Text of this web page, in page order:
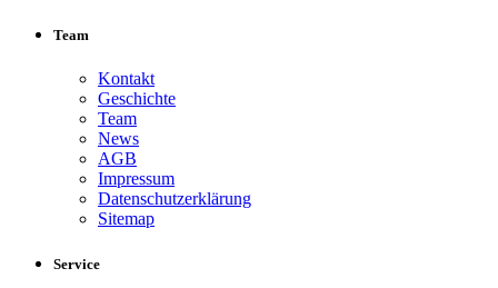
Team
Kontakt
Geschichte
Team
News
AGB
Impressum
Datenschutzerklärung
Sitemap
Service